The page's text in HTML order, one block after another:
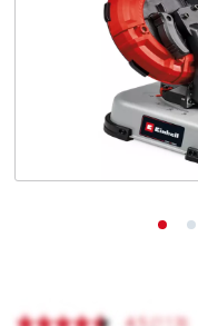
Magyar